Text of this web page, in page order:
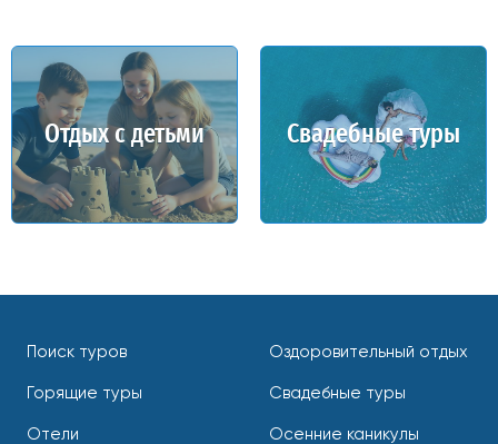
Отдых с детьми Свадебные туры
Поиск туров
Горящие туры
Отели
Оздоровительный отдых
Свадебные туры
Осенние каникулы